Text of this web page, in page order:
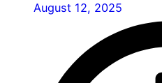
August 12, 2025